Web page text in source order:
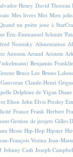
Henry David Thoreau
Mes livres Mot Mots jolis
un poète joue à
Éric-Emmanuel Schmitt
Nomisky Alimentation
Antonin Artaud Aristote
Benjamin Franklin
Bruce Lee Bruno
Claude-Henri
Delphine de Vigan
Elton John Elvis Presley
France Frank Herbert
Gestion de projets Gilles
Hesse Hip-Hop Hipster
François Vezina Jean-
Johnny Cash Joseph